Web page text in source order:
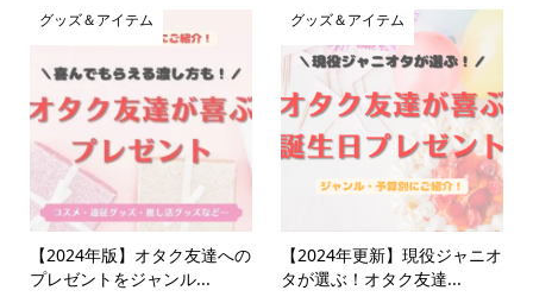
グッズ＆アイテム
【2024年版】オタク友達への
プレゼントをジャンル...
グッズ＆アイテム
【2024年更新】現役ジャニオ
タが選ぶ！オタク友達...